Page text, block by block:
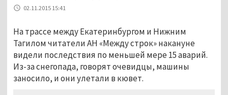
02.11.2015 15:41
На трассе между Екатеринбургом и Нижним
Тагилом читатели АН «Между строк» накануне
видели последствия по меньшей мере 15 аварий.
Из-за снегопада, говорят очевидцы, машины
заносило, и они улетали в кювет.